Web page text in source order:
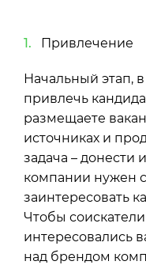
Привлечение
Начальный этап,
привлечь
размещаете
источниках и
задача –
компании нужен
заинтересовать
Чтобы
интересовались
над брендом